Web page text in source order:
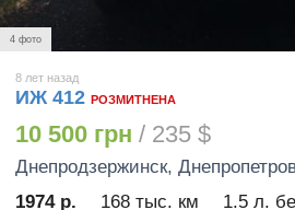
4 фото
8 лет назад
ИЖ 412 РОЗМИТНЕНА
10 500 грн / 235 $
Днепродзержинск,
1974 р.
168 тыс. км 1.5 л.